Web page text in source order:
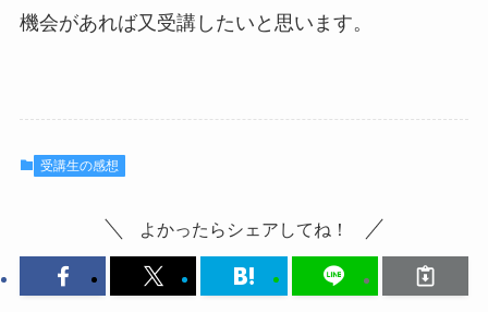
機会があれば又受講したいと思います。
受講生の感想
よかったらシェアしてね！